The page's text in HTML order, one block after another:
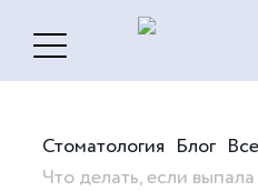
Стоматология Блог
Что делать, если